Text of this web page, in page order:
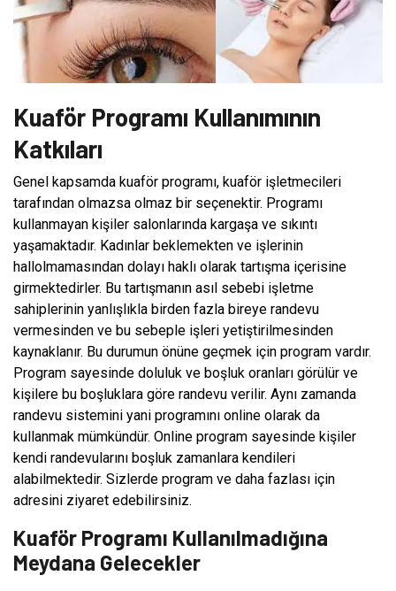
Kuaför Programı Kullanımının
Katkıları
Genel kapsamda kuaför programı, kuaför işletmecileri
tarafından olmazsa olmaz bir seçenektir. Programı
kullanmayan kişiler salonlarında kargaşa ve sıkıntı
yaşamaktadır. Kadınlar beklemekten ve işlerinin
hallolmamasından dolayı haklı olarak tartışma içerisine
girmektedirler. Bu tartışmanın asıl sebebi işletme
sahiplerinin yanlışlıkla birden fazla bireye randevu
vermesinden ve bu sebeple işleri yetiştirilmesinden
kaynaklanır. Bu durumun önüne geçmek için program vardır.
Program sayesinde doluluk ve boşluk oranları görülür ve
kişilere bu boşluklara göre randevu verilir. Aynı zamanda
randevu sistemini yani programını online olarak da
kullanmak mümkündür. Online program sayesinde kişiler
kendi randevularını boşluk zamanlara kendileri
alabilmektedir. Sizlerde program ve daha fazlası için
adresini ziyaret edebilirsiniz.
Kuaför Programı Kullanılmadığına
Meydana Gelecekler